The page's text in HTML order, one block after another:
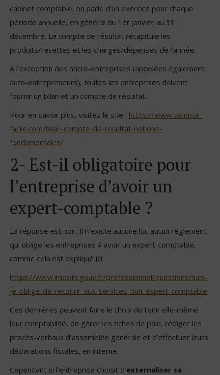
cabinet comptable, on parle d’un exercice pour chaque
période annuelle, en général du 1er janvier au 31
décembre. Le compte de résultat récapitule les
produits/recettes et les charges/dépenses de l’année.
A l’exception des micro-entreprises (appelées également
auto-entrepreneurs), toutes les entreprises doivent
fournir un bilan et un compte de résultat.
Pour en savoir plus, visitez le site : https://www.compta-
facile.com/bilan-compte-de-resultat-notions-
fondamentales/
2- Est-il obligatoire pour
l’entreprise d’avoir un
expert-comptable ?
La réponse est non. Il n’existe aucune loi, aucun règlement
qui oblige les entreprises à avoir un expert-comptable,
comme cela est expliqué ici :
https://www.impots.gouv.fr/professionnel/questions/suis-
je-oblige-de-recourir-aux-services-dun-expert-comptable
Ces dernières peuvent faire le choix de tenir elle-même
leur comptabilité, de gérer les fiches de paie, rédiger les
procès-verbaux d’assemblée générale et d’effectuer leurs
déclarations fiscales, en interne.
Cependant si l’entreprise choisit d’externaliser sa